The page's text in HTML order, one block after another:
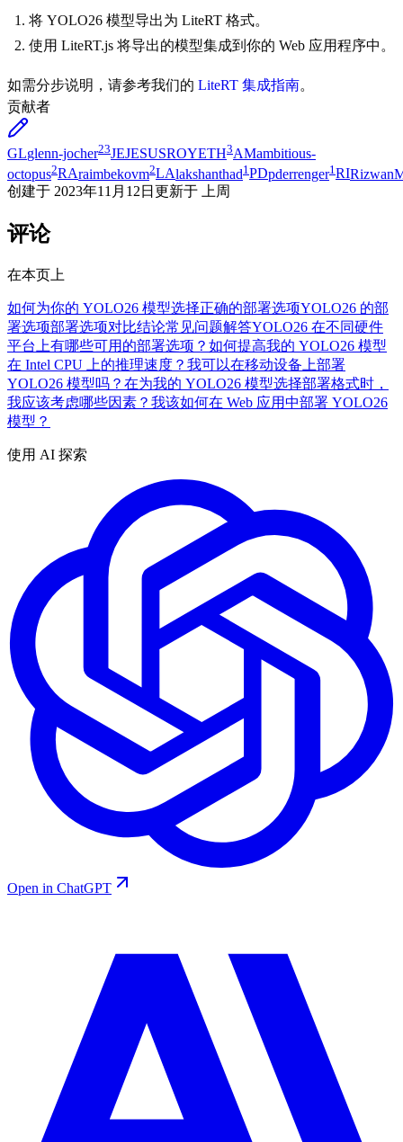
将 YOLO26 模型导出为 LiteRT 格式。
使用 LiteRT.js 将导出的模型集成到你的 Web 应用程序中。
如需分步说明，请参考我们的 LiteRT 集成指南。
贡献者
GLglenn-jocher23JEJESUSROYETH3AMambitious-
octopus2RAraimbekovm2LAlakshanthad1 PDpderrenger1 RI
创建于 2023年11月12日 更新于 上周
评论
在本页上
如何为你的 YOLO26 模型选择正确的部署选项YOLO26 的部
署选项部署选项对比结论常见问题解答YOLO26 在不同硬件
平台上有哪些可用的部署选项？ 如何提高我的 YOLO26 模型
在 Intel CPU 上的推理速度？ 我可以在移动设备上部署
YOLO26 模型吗？ 在为我的 YOLO26 模型选择部署格式时，
我应该考虑哪些因素？ 我该如何在 Web 应用中部署 YOLO26
模型？
使用 AI 探索
Open in ChatGPT